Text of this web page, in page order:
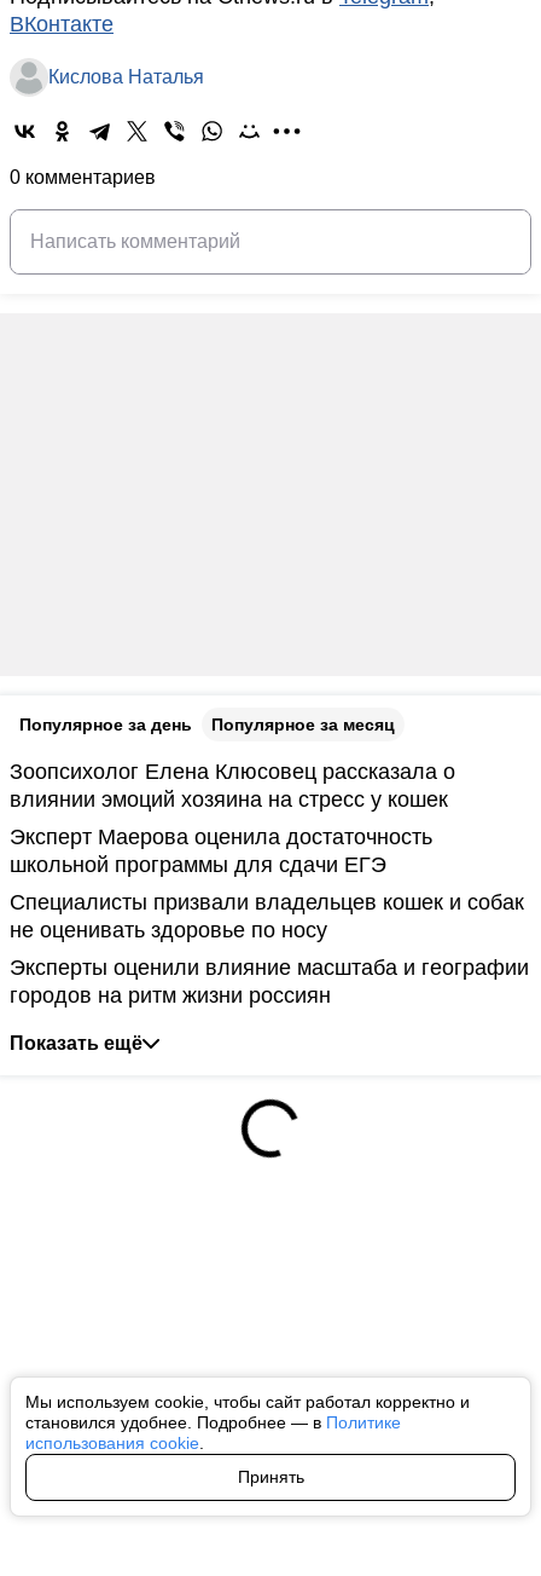
Мы используем cookie, чтобы сайт работал корректно и
становился удобнее. Подробнее — в Политике
использования cookie
Принять
ВКонтакте
Кислова Наталья
0 комментариев
Популярное за день Популярное за месяц
Зоопсихолог Елена Клюсовец рассказала о
влиянии эмоций хозяина на стресс у кошек
Эксперт Маерова оценила достаточность
школьной программы для сдачи ЕГЭ
Специалисты призвали владельцев кошек и собак
не оценивать здоровье по носу
Эксперты оценили влияние масштаба и географии
городов на ритм жизни россиян
Показать ещё